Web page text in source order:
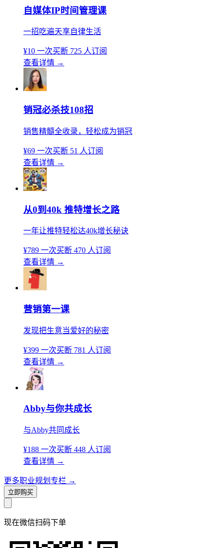
自媒体IP时间管理课
一招吃遍天享自律生活
¥10 一次买断 725 人订阅
查看详情 →
销冠必杀技108招
销售精髓全收录，轻松成为销冠
¥69 一次买断 51 人订阅
查看详情 →
从0到40k 推特增长之路
一年让推特轻松达40k增长秘诀
¥789 一次买断 470 人订阅
查看详情 →
营销第一课
发现把生意当爱好的秘密
¥399 一次买断 781 人订阅
查看详情 →
Abby与你共成长
与Abby共同成长
¥188 一次买断 448 人订阅
查看详情 →
更多职业规划专栏 →
立即购买
现在微信扫码下单